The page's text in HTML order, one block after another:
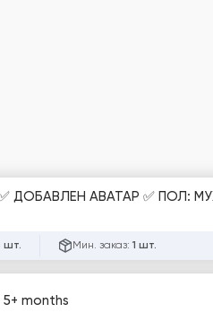
✅ ДОБАВЛЕН АВАТАР ✅ ПОЛ:
шт. Мин. заказ: 1 шт.
5+ months